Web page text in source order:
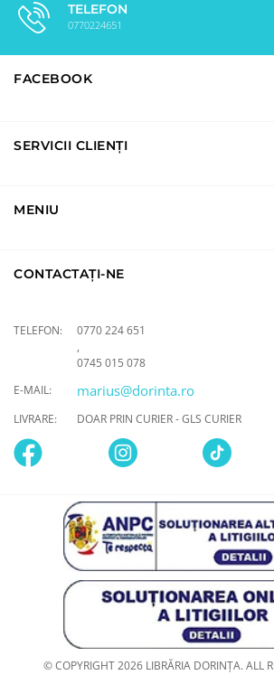
TELEFON
0770224651
FACEBOOK
SERVICII CLIENȚI
MENIU
CONTACTAȚI-NE
TELEFON:
0770 224 651
,
0745 015 078
E-MAIL:
marius@dorinta.ro
LIVRARE: DOAR PRIN CURIER - GLS CURIER
© COPYRIGHT 2026 LIBRĂRIA DORINȚA. ALL